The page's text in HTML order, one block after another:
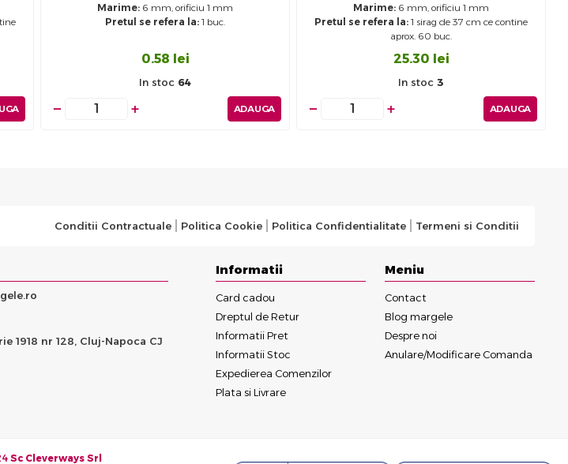
Marime: 6 mm, orificiu 1 mm
Pretul se refera la: 1 buc.
0.58 lei
In stoc 64
− + ADAUGA
Marime: 6 mm, orificiu 1 mm
Pretul se refera la: 1 sirag de 37 cm ce contine
aprox. 60 buc.
25.30 lei
In stoc 3
− + ADAUGA
Conditii Contractuale Politica Cookie Politica Confidentialitate Termeni si Conditii
1918 nr 128, Cluj-Napoca CJ
Informatii
Card cadou
Dreptul de Retur
Informatii Pret
Informatii Stoc
Expedierea Comenzilor
Plata si Livrare
Meniu
Contact
Blog margele
Despre noi
Anulare/Modificare Comanda
Sc Cleverways Srl